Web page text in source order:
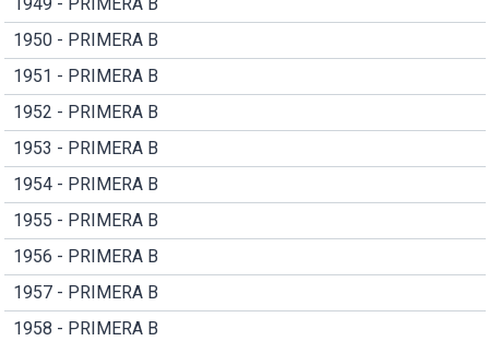
1950 - PRIMERA B
1951 - PRIMERA B
1952 - PRIMERA B
1953 - PRIMERA B
1954 - PRIMERA B
1955 - PRIMERA B
1956 - PRIMERA B
1957 - PRIMERA B
1958 - PRIMERA B